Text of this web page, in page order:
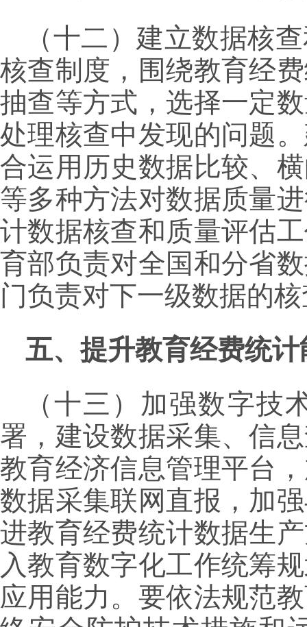
（十二）建立数据核
核查制度，围绕教育经
抽查等方式，选择一定
处理核查中发现的问题
合运用历史数据比较、
等多种方法对数据质量
计数据核查和质量评估
育部负责对全国和分省
门负责对下一级数据的
五、提升教育经费统计
（十三）加强数字技
署，建设数据采集、信
教育经济信息管理平台
数据采集联网直报，加
进教育经费统计数据生
入教育数字化工作统筹
应用能力。要依法规范